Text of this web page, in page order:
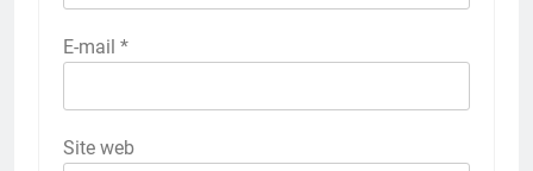
E-mail *
Site web